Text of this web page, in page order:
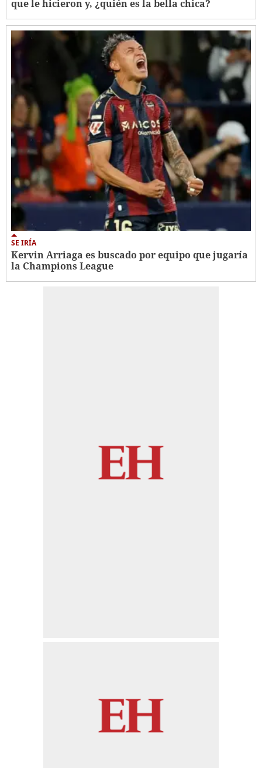
que le hicieron y, ¿quién es la bella chica?
SE IRÍA
Kervin Arriaga es buscado por equipo que jugaría
la Champions League